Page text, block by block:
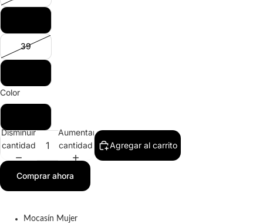
39
Color
Disminuir
cantidad
Aumentar
cantidad
Agregar al carrito
Comprar ahora
​Mocasín Mujer